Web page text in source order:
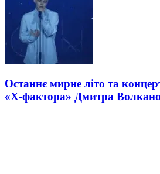
Останнє мирне літо та
«Х-фактора» Дмитра